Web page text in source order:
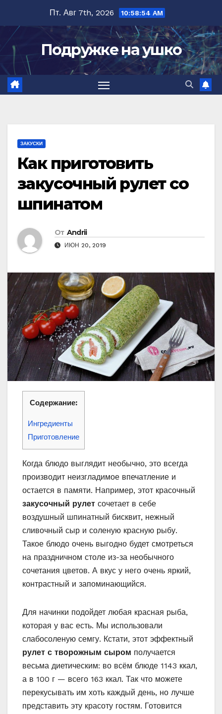
содержимому
Пт. Авг 7th, 2026 10:58:55 AM
Подружке на ушко
ЗАКУСКИ
Как приготовить
закусочный рулет со
шпинатом
От Andrii
ИЮН 20, 2019
Содержание:
Ингредиенты
Приготовление
Когда блюдо выглядит необычно, это всегда
производит неизгладимое впечатление и
остается в памяти. Например, этот красочный
закусочный рулет сочетает в себе
воздушный шпинатный бисквит, нежный
сливочный сыр и соленую красную рыбу.
Такое блюдо очень выгодно будет смотреться
на праздничном столе из-за необычного
сочетания цветов. А вкус у него очень яркий,
контрастный и запоминающийся.
Для начинки подойдет любая красная рыба,
которая у вас есть. Мы использовали
слабосоленую семгу. Кстати, этот эффектный
рулет с творожным сыром получается
весьма диетическим: во всём блюде 1143 ккал,
а в 100 г — всего 163 ккал. Так что можете
перекусывать им хоть каждый день, но лучше
представить эту красоту гостям. Готовится